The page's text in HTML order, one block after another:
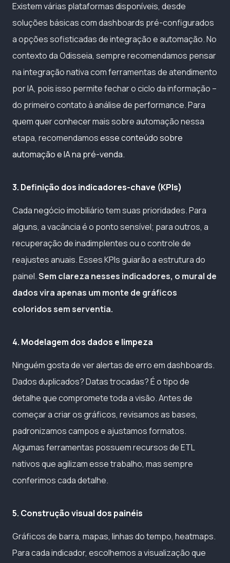
Existem várias plataformas disponíveis, desde
soluções básicas com dashboards pré-configurados
a opções sofisticadas de integração e automação. No
contexto da Odisseia, sempre recomendamos pensar
na integração nativa com ferramentas de atendimento
por IA, pois isso permite fechar o ciclo da informação –
do primeiro contato à análise de performance. Para
quem quer conhecer mais sobre automação nessa
etapa, recomendamosesse conteúdo sobre
automação e IA na pré-venda.
3. Definição dos indicadores-chave (KPIs)
Cada negócio imobiliário tem suas prioridades. Para
alguns, a vacância é o ponto sensível; para outros, a
recuperação de inadimplentes ou o controle de
reajustes anuais. Esses KPIs guiarão a estrutura do
painel.Sem clareza nesses indicadores, o mural de
dados vira apenas um monte de gráficos
coloridos sem serventia.
4. Modelagem dos dados e limpeza
Ninguém gosta de ver alertas de erro em dashboards.
Dados duplicados? Datas trocadas? É o tipo de
detalhe que compromete toda a visão. Antes de
começar a criar os gráficos, revisamos as bases,
padronizamos campos e ajustamos formatos.
Algumas ferramentas possuem recursos de ETL
nativos que agilizam esse trabalho, mas sempre
conferimos cada detalhe.
5. Construção visual dos painéis
Gráficos de barra, mapas, linhas do tempo, heatmaps.
Para cada indicador, escolhemos a visualização que